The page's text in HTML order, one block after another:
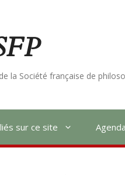
la Société française de
sur ce site Agenda